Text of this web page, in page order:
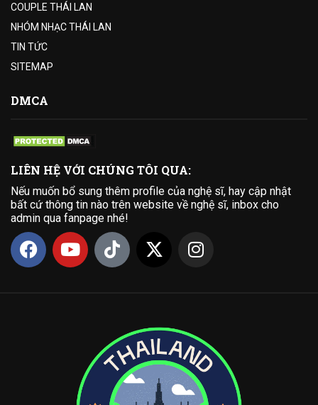
COUPLE THÁI LAN
NHÓM NHẠC THÁI LAN
TIN TỨC
SITEMAP
DMCA
LIÊN HỆ VỚI CHÚNG TÔI QUA:
Nếu muốn bổ sung thêm profile của nghệ sĩ, hay cập nhật
bất cứ thông tin nào trên website về nghệ sĩ, inbox cho
admin qua fanpage nhé!